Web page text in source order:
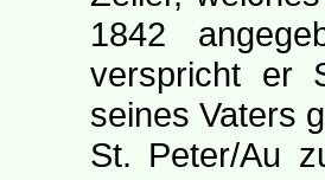
1842
verspricht er
seines Vaters
St. Peter/Au